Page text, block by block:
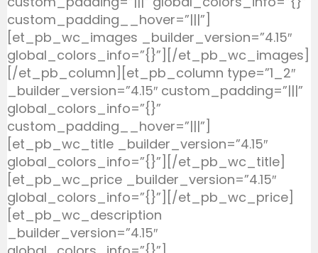
custom_padding__hover=”|||”]
[et_pb_wc_images _builder_version=”4.15″
global_colors_info=”{}”][/et_pb_wc_images]
[/et_pb_column][et_pb_column type=”1_2″
_builder_version=”4.15″ custom_padding=”|||”
global_colors_info=”{}”
custom_padding__hover=”|||”]
[et_pb_wc_title _builder_version=”4.15″
global_colors_info=”{}”][/et_pb_wc_title]
[et_pb_wc_price _builder_version=”4.15″
global_colors_info=”{}”][/et_pb_wc_price]
[et_pb_wc_description
_builder_version=”4.15″